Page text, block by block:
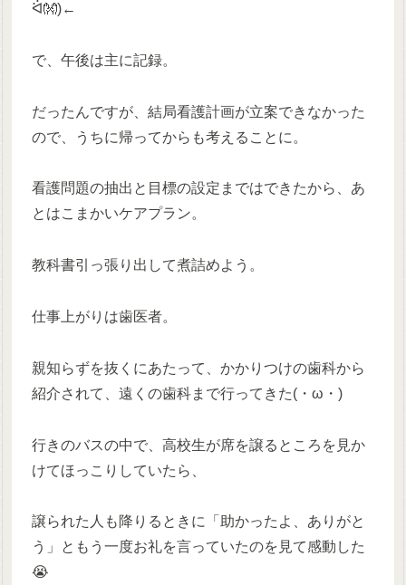
ᐛ👐)←
で、午後は主に記録。
だったんですが、結局看護計画が立案できなかった
ので、うちに帰ってからも考えることに。
看護問題の抽出と目標の設定まではできたから、あ
とはこまかいケアプラン。
教科書引っ張り出して煮詰めよう。
仕事上がりは歯医者。
親知らずを抜くにあたって、かかりつけの歯科から
紹介されて、遠くの歯科まで行ってきた(・ω・)
行きのバスの中で、高校生が席を譲るところを見か
けてほっこりしていたら、
譲られた人も降りるときに「助かったよ、ありがと
う」ともう一度お礼を言っていたのを見て感動した
😭